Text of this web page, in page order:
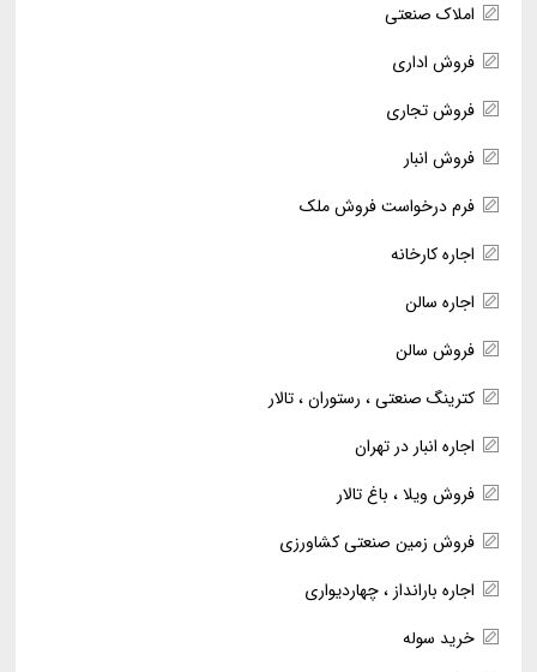
املاک صنعتی
فروش اداری
فروش تجاری
فروش انبار
فرم درخواست فروش ملک
اجاره کارخانه
اجاره سالن
فروش سالن
کترینگ صنعتی ، رستوران ، تالار
اجاره انبار در تهران
فروش ویلا ، باغ تالار
فروش زمین صنعتی کشاورزی
اجاره بارانداز ، چهاردیواری
خرید سوله